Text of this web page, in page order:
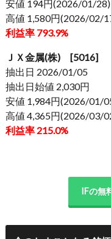
安値 194円(2026/01/28)
高値 1,580円(2026/02/
利益率 793.9%
ＪＸ金属(株) [5016]
抽出日 2026/01/05
抽出日始値 2,030円
安値 1,984円(2026/01/
高値 4,365円(2026/03/
利益率 215.0%
IFの無